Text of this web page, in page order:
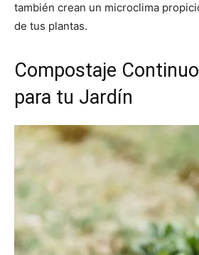
también crean un microclima
de tus plantas.
Compostaje
para tu Jardín